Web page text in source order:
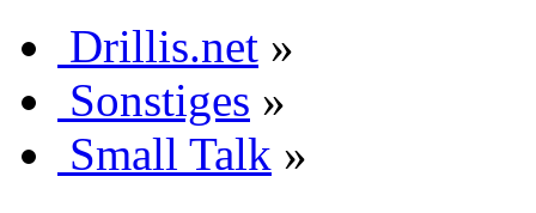
Drillis.net »
Sonstiges »
Small Talk »